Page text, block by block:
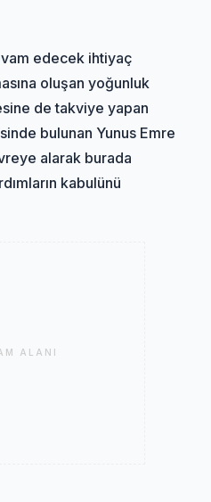
edecek ihtiyaç
oluşan yoğunluk
de takviye yapan
bulunan Yunus Emre
alarak burada
kabulünü
ALANI